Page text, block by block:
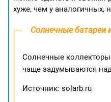
хуже, чем у
Солнечные батареи
Солнечные коллекторы
чаще задумываются
Источник: solarb.ru